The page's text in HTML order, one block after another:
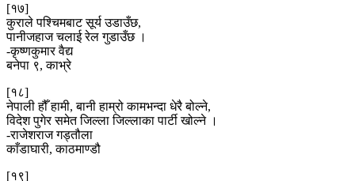
[१७]
कुराले पश्चिमबाट सूर्य उडाउँछ,
पानीजहाज चलाई रेल गुडाउँछ ।
-कृष्णकुमार वैद्य
बनेपा ९, काभ्रे
[१८]
नेपाली हौँ हामी, बानी हाम्रो कामभन्दा धेरै बोल्ने,
विदेश पुगेर समेत जिल्ला जिल्लाका पार्टी खोल्ने ।
-राजेशराज गड्तौला
काँडाघारी, काठमाण्डौ
[१९]